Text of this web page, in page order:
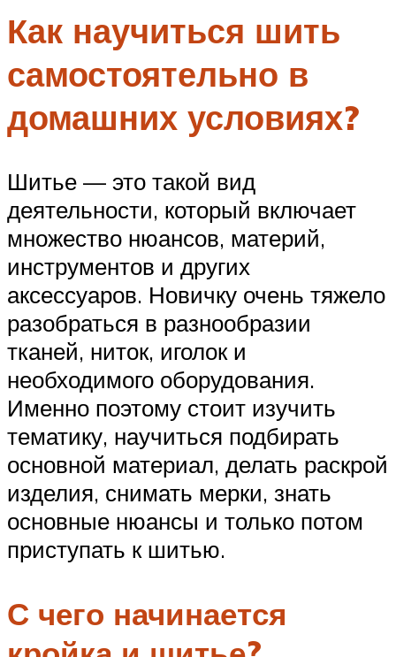
Как научиться шить
самостоятельно в
домашних условиях?
Шитье — это такой вид
деятельности, который включает
множество нюансов, материй,
инструментов и других
аксессуаров. Новичку очень тяжело
разобраться в разнообразии
тканей, ниток, иголок и
необходимого оборудования.
Именно поэтому стоит изучить
тематику, научиться подбирать
основной материал, делать раскрой
изделия, снимать мерки, знать
основные нюансы и только потом
приступать к шитью.
С чего начинается